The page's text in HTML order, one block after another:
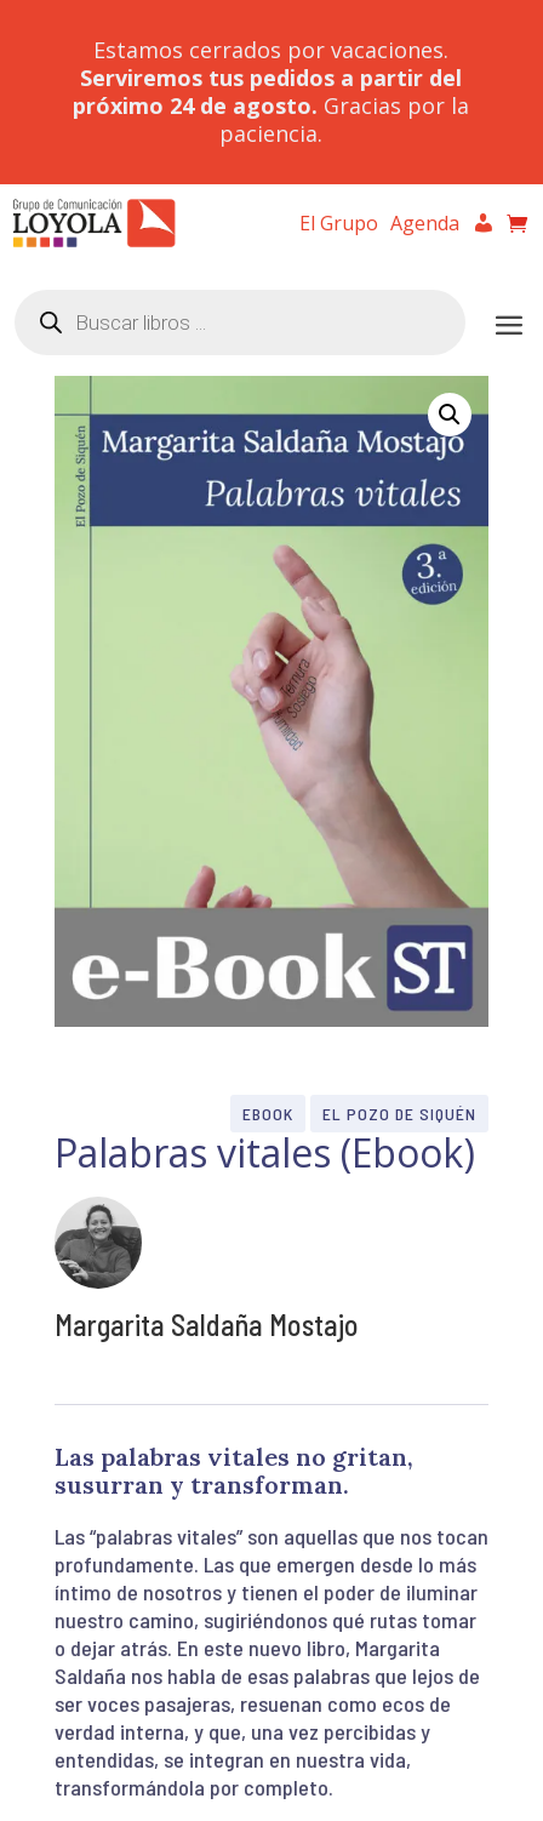
Estamos cerrados por vacaciones.
Serviremos tus pedidos a partir del
próximo 24 de agosto. Gracias por la
paciencia.
El Grupo Agenda
productos
EBOOK EL POZO DE SIQUÉN
Palabras vitales (Ebook)
Margarita Saldaña Mostajo
Las palabras vitales no gritan,
susurran y transforman.
Las “palabras vitales” son aquellas que nos tocan
profundamente. Las que emergen desde lo más
íntimo de nosotros y tienen el poder de iluminar
nuestro camino, sugiriéndonos qué rutas tomar
o dejar atrás. En este nuevo libro, Margarita
Saldaña nos habla de esas palabras que lejos de
ser voces pasajeras, resuenan como ecos de
verdad interna, y que, una vez percibidas y
entendidas, se integran en nuestra vida,
transformándola por completo.